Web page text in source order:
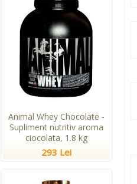
Animal Whey Chocolate -
Supliment nutritiv aroma
ciocolata, 1.8 kg
293 Lei